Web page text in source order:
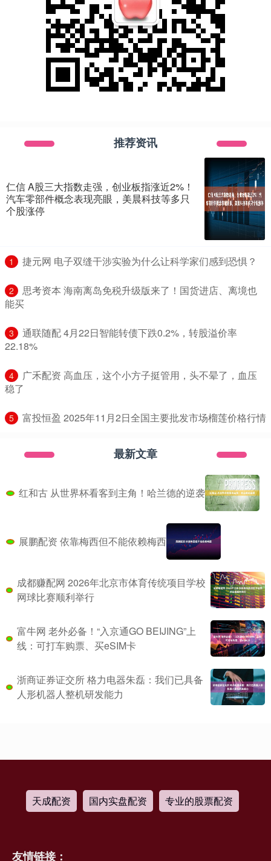
推荐资讯
仁信 A股三大指数走强，创业板指涨近2%！
汽车零部件概念表现亮眼，美晨科技等多只
个股涨停
1 ​捷元网 电子双缝干涉实验为什么让科学家们感到恐惧？
2
​思考资本 海南离岛免税升级版来了！国货进店、离境也
能买
3
​通联随配 4月22日智能转债下跌0.2%，转股溢价率
22.18%
4
​广禾配资 高血压，这个小方子挺管用，头不晕了，血压
稳了
5 ​富投恒盈 2025年11月2日全国主要批发市场榴莲价格行情
最新文章
红和古 从世界杯看客到主角！哈兰德的逆袭
展鹏配资 依靠梅西但不能依赖梅西
成都赚配网 2026年北京市体育传统项目学校
网球比赛顺利举行
富牛网 老外必备！“入京通GO BEIJING”上
线：可打车购票、买eSIM卡
浙商证券证交所 格力电器朱磊：我们已具备
人形机器人整机研发能力
天成配资 国内实盘配资 专业的股票配资
友情链接：